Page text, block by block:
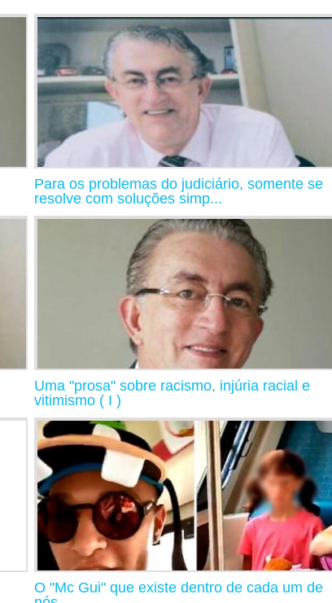
Para os problemas do judiciário, somente se
resolve com soluções simp...
Uma "prosa" sobre racismo, injúria racial e
vitimismo ( I )
O "Mc Gui" que existe dentro de cada um de